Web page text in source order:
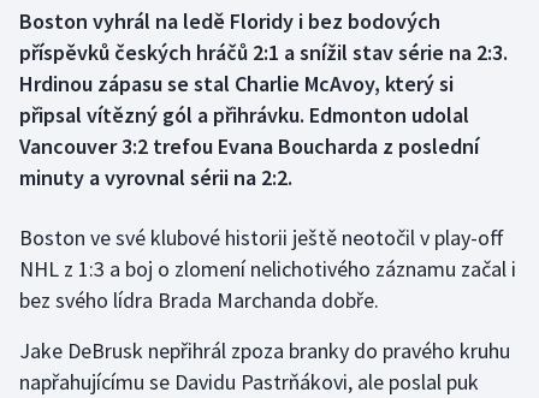
Box
Curling
Dostihy
Florbal
Futsal
Golf
Gymnastika
Boston vyhrál na ledě Floridy i bez bodových
příspěvků českých hráčů 2:1 a snížil stav série na 2:3.
Hrdinou zápasu se stal Charlie McAvoy, který si
připsal vítězný gól a přihrávku. Edmonton udolal
Vancouver 3:2 trefou Evana Boucharda z poslední
minuty a vyrovnal sérii na 2:2.
Boston ve své klubové historii ještě neotočil v play-off
NHL z 1:3 a boj o zlomení nelichotivého záznamu začal i
bez svého lídra Brada Marchanda dobře.
Jake DeBrusk nepřihrál zpoza branky do pravého kruhu
napřahujícímu se Davidu Pastrňákovi, ale poslal puk